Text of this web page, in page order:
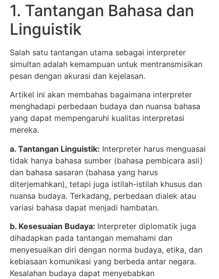
1. Tantangan Bahasa dan
Linguistik
Salah satu tantangan utama sebagai interpreter
simultan adalah kemampuan untuk mentransmisikan
pesan dengan akurasi dan kejelasan.
Artikel ini akan membahas bagaimana interpreter
menghadapi perbedaan budaya dan nuansa bahasa
yang dapat mempengaruhi kualitas interpretasi
mereka.
a. Tantangan Linguistik: Interpreter harus menguasai
tidak hanya bahasa sumber (bahasa pembicara asli)
dan bahasa sasaran (bahasa yang harus
diterjemahkan), tetapi juga istilah-istilah khusus dan
nuansa budaya. Terkadang, perbedaan dialek atau
variasi bahasa dapat menjadi hambatan.
b. Kesesuaian Budaya: Interpreter diplomatik juga
dihadapkan pada tantangan memahami dan
menyesuaikan diri dengan norma budaya, etika, dan
kebiasaan komunikasi yang berbeda antar negara.
Kesalahan budaya dapat menyebabkan